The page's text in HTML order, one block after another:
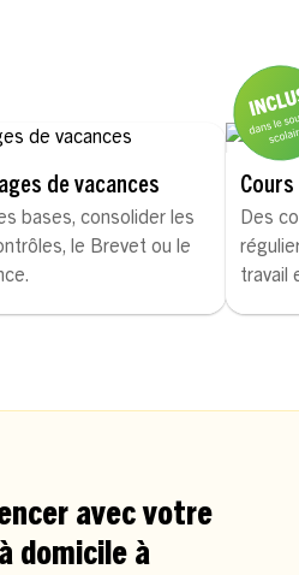
de vacances
bases, consolider les
le Brevet ou le
Des
travail
avec votre
domicile à